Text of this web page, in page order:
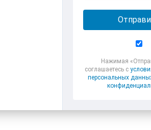
Нажимая
соглашаетесь с
персональных